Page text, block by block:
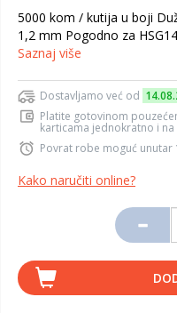
5000 kom / kutija u boji
1,2 mm Pogodno za
Saznaj više
Dostavljamo već od
Platite gotovinom
karticama jednokratno i na
Povrat robe moguć unutar
Kako naručiti online?